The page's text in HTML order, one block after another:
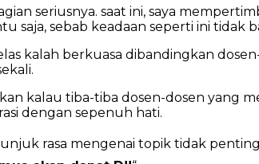
seriusnya. saat ini, saya
saja, sebab keadaan seperti ini tidak
kalah berkuasa dibandingkan
kalau tiba-tiba dosen-dosen yang
dengan sepenuh hati.
rasa mengenai topik tidak